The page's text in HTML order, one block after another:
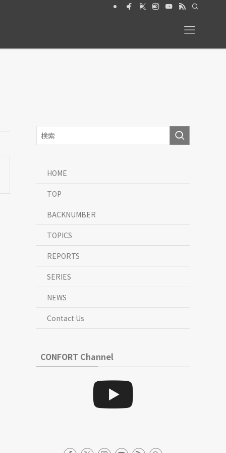
2026年6月号【特集】動物と暮らす 絶賛発売中
HOME
TOP
BACKNUMBER
TOPICS
REPORTS
SERIES
NEWS
Contact Us
CONFORT Channel